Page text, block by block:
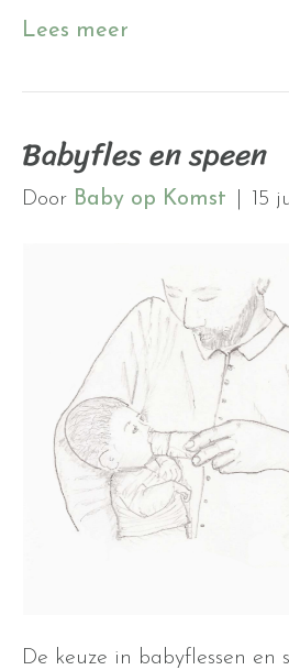
Lees meer
Babyfles en speen
Door Baby op Komst 15
De keuze in babyflessen en